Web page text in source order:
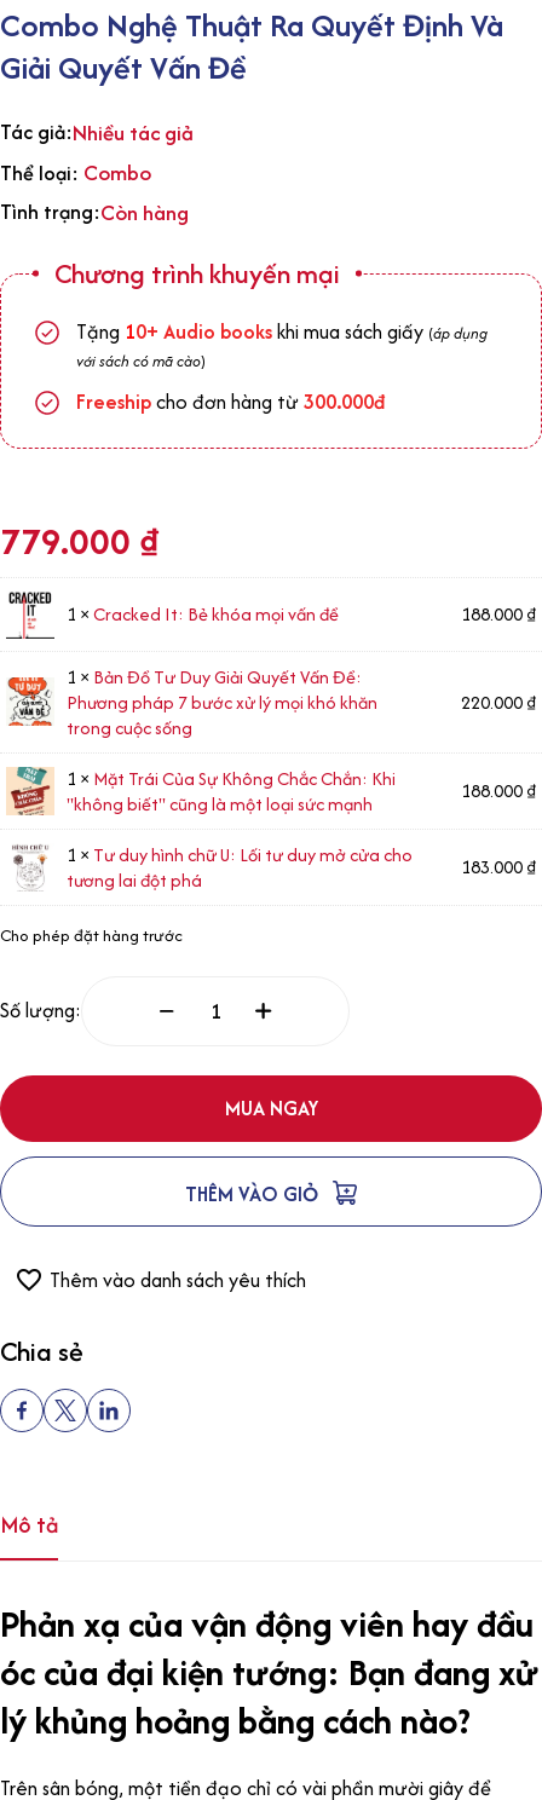
Combo Nghệ Thuật Ra Quyết Định Và
Giải Quyết Vấn Đề
Tác giả:Nhiều tác giả
Thể loại: Combo
Tình trạng:Còn hàng
Chương trình khuyến mại
Tặng 10+ Audio bookskhi mua sách giấy (áp dụng
với sách có mã cào)
Freeshipcho đơn hàng từ300.000đ
779.000 ₫
1 ×Cracked It: Bẻ khóa mọi vấn đề 188.000₫
1 × Bản Đồ Tư Duy Giải Quyết Vấn Đề:
Phương pháp 7 bước xử lý mọi khó khăn
trong cuộc sống
220.000₫
1 × Mặt Trái Của Sự Không Chắc Chắn: Khi
"không biết" cũng là một loại sức mạnh
188.000₫
1 × Tư duy hình chữ U: Lối tư duy mở cửa cho
tương lai đột phá
183.000₫
Cho phép đặt hàng trước
Số lượng:
MUA NGAY
THÊM VÀO GIỎ
Thêm vào danh sách yêu thích
Chia sẻ
Mô tả
Phản xạ của vận động viên hay đầu
óc của đại kiện tướng: Bạn đang xử
lý khủng hoảng bằng cách nào?
Trên sân bóng, một tiền đạo chỉ có vài phần mười giây để